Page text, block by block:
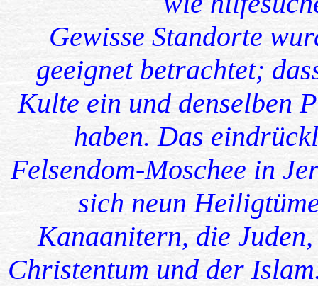
Gewisse Standorte
geeignet betrachtet;
Kulte ein und denselben
haben. Das
Felsendom-Moschee in
sich neun
Kanaanitern, die
Christentum und der